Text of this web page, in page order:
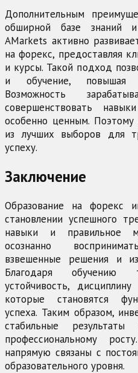
Дополнительным
обширной базе знаний
AMarkets активно
на форекс, предоставляя
и курсы. Такой подход
и обучение, повышая
Возможность
совершенствовать
особенно ценным.
из лучших выборов для
успеху.
Заключение
Образование на форекс
становлении успешного
навыки и правильное
осознанно
взвешенные решения и
Благодаря обучению
устойчивость,
которые становятся
успеха. Таким образом,
стабильные
профессиональному
напрямую связаны с
образовательного уровня.